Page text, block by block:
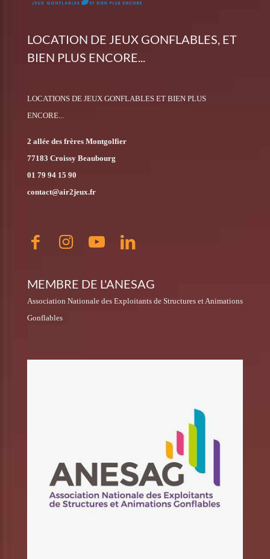
LOCATION DE JEUX GONFLABLES, ET
BIEN PLUS ENCORE...
LOCATIONS DE JEUX GONFLABLES ET BIEN PLUS
ENCORE...
2 allée des frères Montgolfier
77183 Croissy Beaubourg
01 79 94 15 90
contact@air2jeux.fr
MEMBRE DE L'ANESAG
Association Nationale des Exploitants de Structures et Animations
Gonflables